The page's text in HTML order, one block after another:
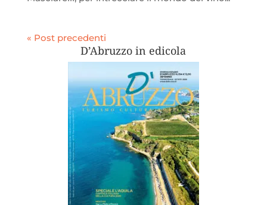
« Post precedenti
D’Abruzzo in edicola